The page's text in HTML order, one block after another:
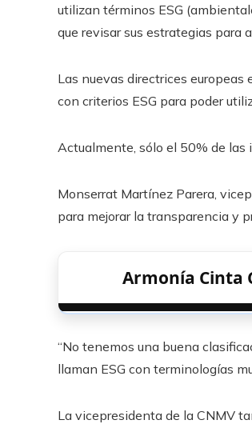
utilizan términos ESG
que revisar sus estrategias para
Las nuevas directrices
con criterios ESG para poder
Actualmente, sólo el 50% de las
Monserrat Martínez Parera,
para mejorar la transparencia y
Armonía Cinta
“No tenemos una buena
llaman ESG con terminologías
La vicepresidenta de la CNMV